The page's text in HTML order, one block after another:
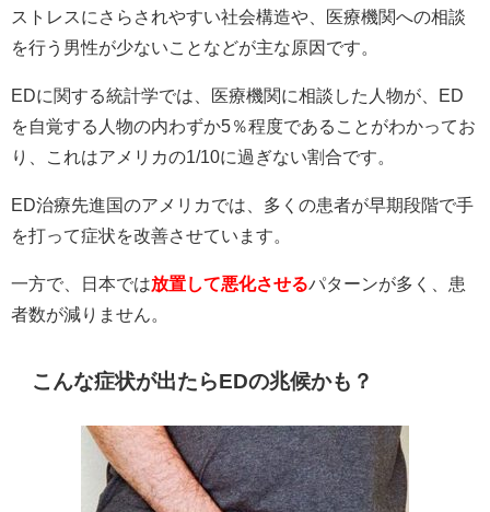
ストレスにさらされやすい社会構造や、医療機関への相談
を行う男性が少ないことなどが主な原因です。
EDに関する統計学では、医療機関に相談した人物が、ED
を自覚する人物の内わずか5％程度であることがわかってお
り、これはアメリカの1/10に過ぎない割合です。
ED治療先進国のアメリカでは、多くの患者が早期段階で手
を打って症状を改善させています。
一方で、日本では放置して悪化させるパターンが多く、患
者数が減りません。
こんな症状が出たらEDの兆候かも？